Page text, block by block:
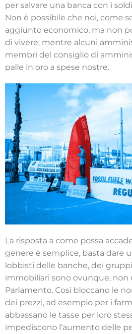
per salvare una banca con i
Non è possibile che noi, come
aggiunto economico, ma non
di vivere, mentre alcuni
membri del consiglio di
palle in oro a spese nostre.
La risposta a come possa
genere è semplice, basta dare
lobbisti delle banche, dei
immobiliari sono ovunque, non
Parlamento. Così bloccano le
dei prezzi, ad esempio per i
abbassano le tasse per loro
impediscono l’aumento delle